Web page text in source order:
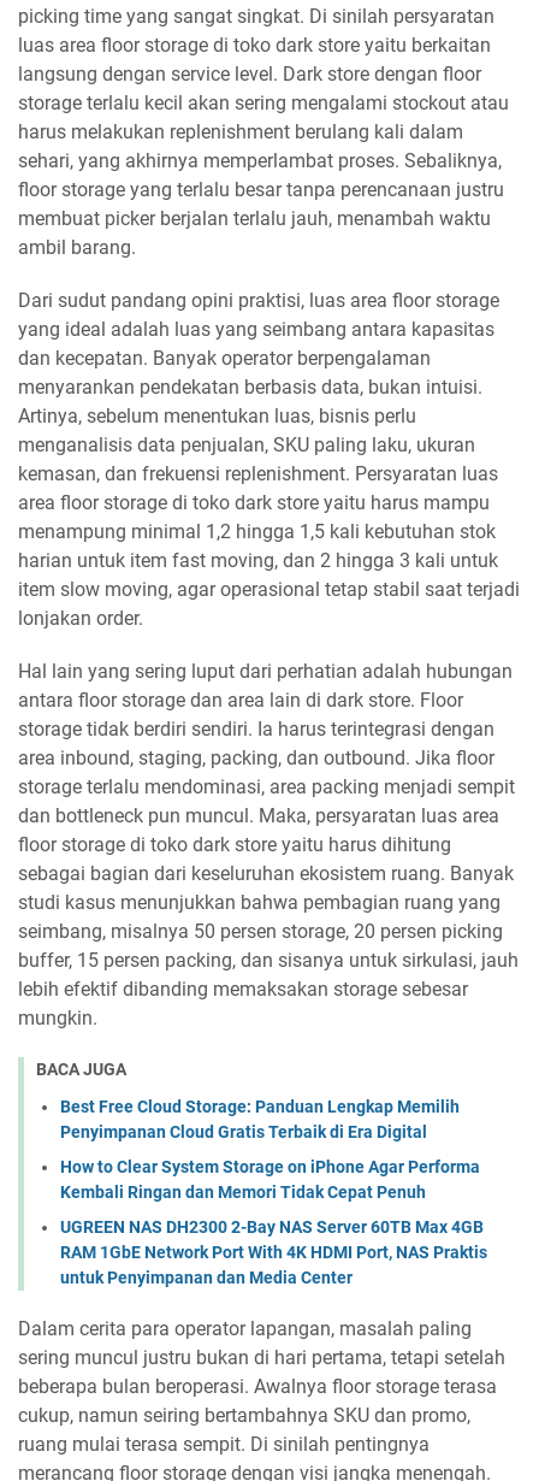
picking time yang sangat singkat. Di sinilah persyaratan
luas area floor storage di toko dark store yaitu berkaitan
langsung dengan service level. Dark store dengan floor
storage terlalu kecil akan sering mengalami stockout atau
harus melakukan replenishment berulang kali dalam
sehari, yang akhirnya memperlambat proses. Sebaliknya,
floor storage yang terlalu besar tanpa perencanaan justru
membuat picker berjalan terlalu jauh, menambah waktu
ambil barang.
Dari sudut pandang opini praktisi, luas area floor storage
yang ideal adalah luas yang seimbang antara kapasitas
dan kecepatan. Banyak operator berpengalaman
menyarankan pendekatan berbasis data, bukan intuisi.
Artinya, sebelum menentukan luas, bisnis perlu
menganalisis data penjualan, SKU paling laku, ukuran
kemasan, dan frekuensi replenishment. Persyaratan luas
area floor storage di toko dark store yaitu harus mampu
menampung minimal 1,2 hingga 1,5 kali kebutuhan stok
harian untuk item fast moving, dan 2 hingga 3 kali untuk
item slow moving, agar operasional tetap stabil saat terjadi
lonjakan order.
Hal lain yang sering luput dari perhatian adalah hubungan
antara floor storage dan area lain di dark store. Floor
storage tidak berdiri sendiri. Ia harus terintegrasi dengan
area inbound, staging, packing, dan outbound. Jika floor
storage terlalu mendominasi, area packing menjadi sempit
dan bottleneck pun muncul. Maka, persyaratan luas area
floor storage di toko dark store yaitu harus dihitung
sebagai bagian dari keseluruhan ekosistem ruang. Banyak
studi kasus menunjukkan bahwa pembagian ruang yang
seimbang, misalnya 50 persen storage, 20 persen picking
buffer, 15 persen packing, dan sisanya untuk sirkulasi, jauh
lebih efektif dibanding memaksakan storage sebesar
mungkin.
BACA JUGA
Best Free Cloud Storage: Panduan Lengkap Memilih
Penyimpanan Cloud Gratis Terbaik di Era Digital
How to Clear System Storage on iPhone Agar Performa
Kembali Ringan dan Memori Tidak Cepat Penuh
UGREEN NAS DH2300 2-Bay NAS Server 60TB Max 4GB
RAM 1GbE Network Port With 4K HDMI Port, NAS Praktis
untuk Penyimpanan dan Media Center
Dalam cerita para operator lapangan, masalah paling
sering muncul justru bukan di hari pertama, tetapi setelah
beberapa bulan beroperasi. Awalnya floor storage terasa
cukup, namun seiring bertambahnya SKU dan promo,
ruang mulai terasa sempit. Di sinilah pentingnya
merancang floor storage dengan visi jangka menengah.